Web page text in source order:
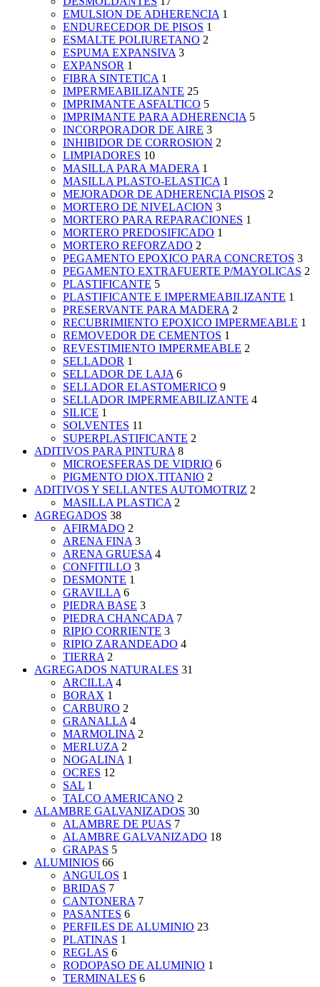
EMULSION DE ADHERENCIA 1
ENDURECEDOR DE PISOS 1
ESMALTE POLIURETANO 2
ESPUMA EXPANSIVA 3
EXPANSOR 1
FIBRA SINTETICA 1
IMPERMEABILIZANTE 25
IMPRIMANTE ASFALTICO 5
IMPRIMANTE PARA ADHERENCIA 5
INCORPORADOR DE AIRE 3
INHIBIDOR DE CORROSION 2
LIMPIADORES 10
MASILLA PARA MADERA 1
MASILLA PLASTO-ELASTICA 1
MEJORADOR DE ADHERENCIA PISOS 2
MORTERO DE NIVELACION 3
MORTERO PARA REPARACIONES 1
MORTERO PREDOSIFICADO 1
MORTERO REFORZADO 2
PEGAMENTO EPOXICO PARA CONCRETOS 3
PEGAMENTO EXTRAFUERTE P/MAYOLICAS 2
PLASTIFICANTE 5
PLASTIFICANTE E IMPERMEABILIZANTE 1
PRESERVANTE PARA MADERA 2
RECUBRIMIENTO EPOXICO IMPERMEABLE 1
REMOVEDOR DE CEMENTOS 1
REVESTIMIENTO IMPERMEABLE 2
SELLADOR 1
SELLADOR DE LAJA 6
SELLADOR ELASTOMERICO 9
SELLADOR IMPERMEABILIZANTE 4
SILICE 1
SOLVENTES 11
SUPERPLASTIFICANTE 2
ADITIVOS PARA PINTURA 8
MICROESFERAS DE VIDRIO 6
PIGMENTO DIOX.TITANIO 2
ADITIVOS Y SELLANTES AUTOMOTRIZ 2
MASILLA PLASTICA 2
AGREGADOS 38
AFIRMADO 2
ARENA FINA 3
ARENA GRUESA 4
CONFITILLO 3
DESMONTE 1
GRAVILLA 6
PIEDRA BASE 3
PIEDRA CHANCADA 7
RIPIO CORRIENTE 3
RIPIO ZARANDEADO 4
TIERRA 2
AGREGADOS NATURALES 31
ARCILLA 4
BORAX 1
CARBURO 2
GRANALLA 4
MARMOLINA 2
MERLUZA 2
NOGALINA 1
OCRES 12
SAL 1
TALCO AMERICANO 2
ALAMBRE GALVANIZADOS 30
ALAMBRE DE PUAS 7
ALAMBRE GALVANIZADO 18
GRAPAS 5
ALUMINIOS 66
ANGULOS 1
BRIDAS 7
CANTONERA 7
PASANTES 6
PERFILES DE ALUMINIO 23
PLATINAS 1
REGLAS 6
RODOPASO DE ALUMINIO 1
TERMINALES 6